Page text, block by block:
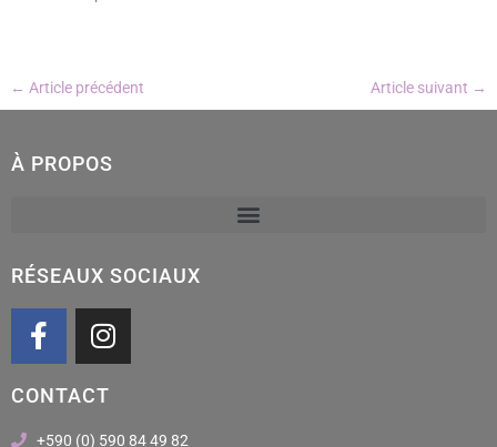
← Article précédent Article suivant →
À PROPOS
RÉSEAUX SOCIAUX
F
a
e
b
I
n
t
a
CONTACT
+590 (0) 590 84 49 82